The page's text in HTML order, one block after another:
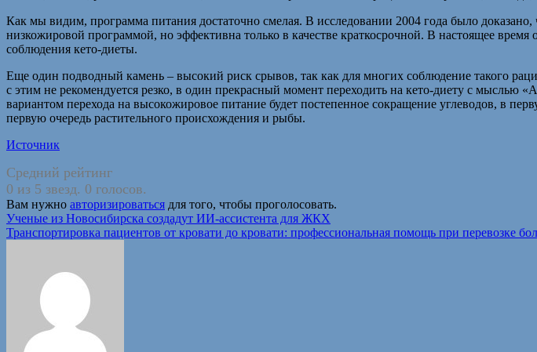
Как мы видим, программа питания достаточно смелая. В исследовании 2004 года было
низкожировой программой, но эффективна только в качестве краткосрочной. В настоящее время
соблюдения кето-диеты.
Еще один подводный камень – высокий риск срывов, так как для многих соблюдение такого
с этим не рекомендуется резко, в один прекрасный момент переходить на кето-диету с мыслью
вариантом перехода на высокожировое питание будет постепенное сокращение углеводов, в
первую очередь растительного происхождения и рыбы.
Источник
Средний рейтинг
0 из 5 звезд. 0 голосов.
Вам нужно авторизироваться для того, чтобы проголосовать.
Навигация
по
Ученые из Новосибирска создадут ИИ-ассистента для ЖКХ
Транспортировка пациентов от кровати до кровати: профессиональная помощь при перевозке